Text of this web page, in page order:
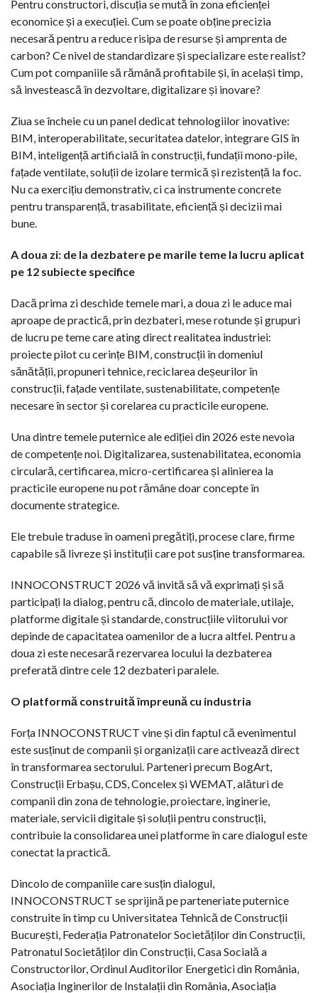
Pentru constructori, discuția se mută în zona eficienței
economice și a execuției. Cum se poate obține precizia
necesară pentru a reduce risipa de resurse și amprenta de
carbon? Ce nivel de standardizare și specializare este realist?
Cum pot companiile să rămână profitabile și, în același timp,
să investească în dezvoltare, digitalizare și inovare?
Ziua se încheie cu un panel dedicat tehnologiilor inovative:
BIM, interoperabilitate, securitatea datelor, integrare GIS în
BIM, inteligență artificială în construcții, fundații mono-pile,
fațade ventilate, soluții de izolare termică și rezistență la foc.
Nu ca exercițiu demonstrativ, ci ca instrumente concrete
pentru transparență, trasabilitate, eficiență și decizii mai
bune.
A doua zi: de la dezbatere pe marile teme la lucru aplicat
pe 12 subiecte specifice
Dacă prima zi deschide temele mari, a doua zi le aduce mai
aproape de practică, prin dezbateri, mese rotunde și grupuri
de lucru pe teme care ating direct realitatea industriei:
proiecte pilot cu cerințe BIM, construcții în domeniul
sănătății, propuneri tehnice, reciclarea deșeurilor în
construcții, fațade ventilate, sustenabilitate, competențe
necesare în sector și corelarea cu practicile europene.
Una dintre temele puternice ale ediției din 2026 este nevoia
de competențe noi. Digitalizarea, sustenabilitatea, economia
circulară, certificarea, micro-certificarea și alinierea la
practicile europene nu pot rămâne doar concepte în
documente strategice.
Ele trebuie traduse în oameni pregătiți, procese clare, firme
capabile să livreze și instituții care pot susține transformarea.
INNOCONSTRUCT 2026 vă invită să vă exprimați și să
participați la dialog, pentru că, dincolo de materiale, utilaje,
platforme digitale și standarde, construcțiile viitorului vor
depinde de capacitatea oamenilor de a lucra altfel. Pentru a
doua zi este necesară rezervarea locului la dezbaterea
preferată dintre cele 12 dezbateri paralele.
O platformă construită împreună cu industria
Forța INNOCONSTRUCT vine și din faptul că evenimentul
este susținut de companii și organizații care activează direct
în transformarea sectorului. Parteneri precum BogArt,
Construcții Erbașu, CDS, Concelex și WEMAT, alături de
companii din zona de tehnologie, proiectare, inginerie,
materiale, servicii digitale și soluții pentru construcții,
contribuie la consolidarea unei platforme în care dialogul este
conectat la practică.
Dincolo de companiile care susțin dialogul,
INNOCONSTRUCT se sprijină pe parteneriate puternice
construite în timp cu Universitatea Tehnică de Construcții
București, Federația Patronatelor Societăților din Construcții,
Patronatul Societăților din Construcții, Casa Socială a
Constructorilor, Ordinul Auditorilor Energetici din România,
Asociația Inginerilor de Instalații din România, Asociația